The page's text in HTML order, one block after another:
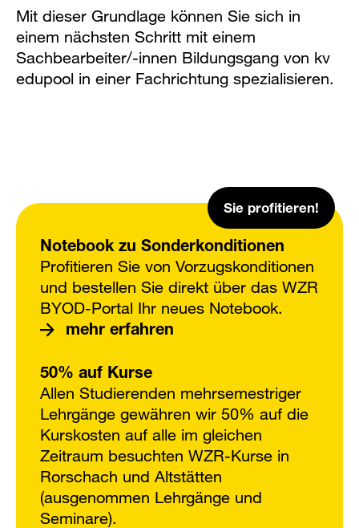
Mit dieser Grundlage können Sie sich in
einem nächsten Schritt mit einem
Sachbearbeiter/-innen Bildungsgang von kv
edupool in einer Fachrichtung spezialisieren.
Sie profitieren!
Notebook zu Sonderkonditionen
Profitieren Sie von Vorzugskonditionen
und bestellen Sie direkt über das WZR
BYOD-Portal Ihr neues Notebook.
mehr erfahren
50% auf Kurse
Allen Studierenden mehrsemestriger
Lehrgänge gewähren wir 50% auf die
Kurskosten auf alle im gleichen
Zeitraum besuchten WZR-Kurse in
Rorschach und Altstätten
(ausgenommen Lehrgänge und
Seminare).